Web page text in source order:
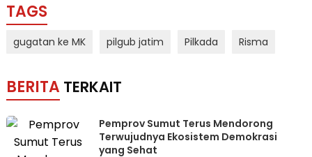
TAGS
gugatan ke MK pilgub jatim Pilkada Risma
BERITA TERKAIT
Pemprov Sumut Terus Mendorong
Terwujudnya Ekosistem Demokrasi
yang Sehat